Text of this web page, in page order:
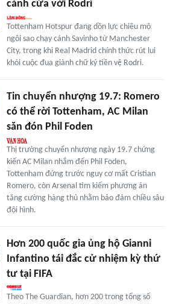
cánh cửa với Rodri
Tottenham Hotspur đang dồn lực chiêu mộ
ngôi sao chạy cánh Savinho từ Manchester
City, trong khi Real Madrid chính thức rút lui
khỏi cuộc đua giành chữ ký tiền vệ Rodri.
Tin chuyển nhượng 19.7: Romero
có thể rời Tottenham, AC Milan
săn đón Phil Foden
Thị trường chuyển nhượng ngày 19.7 chứng
kiến AC Milan nhắm đến Phil Foden,
Tottenham đứng trước nguy cơ mất Cristian
Romero, còn Arsenal tìm kiếm phương án
tăng cường hàng thủ nhằm bảo đảm chiều sâu
đội hình.
Hơn 200 quốc gia ủng hộ Gianni
Infantino tái đắc cử nhiệm kỳ thứ
tư tại FIFA
Theo The Guardian, hơn 200 trong tổng số